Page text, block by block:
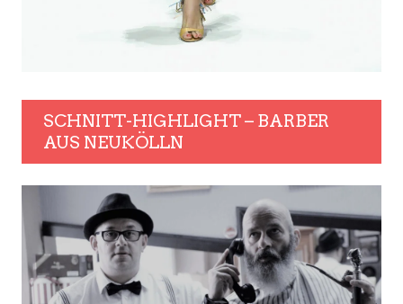
SCHNITT-HIGHLIGHT – BARBER
AUS NEUKÖLLN